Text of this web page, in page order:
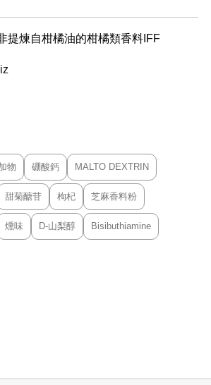
提煉自柑橘油的柑橘類香料IFF
物 硼酸鈣 MALTO DEXTRIN
甜菊醣苷 枸杞 芝麻香料粉
燻味 D-山梨醇 Bisibuthiamine